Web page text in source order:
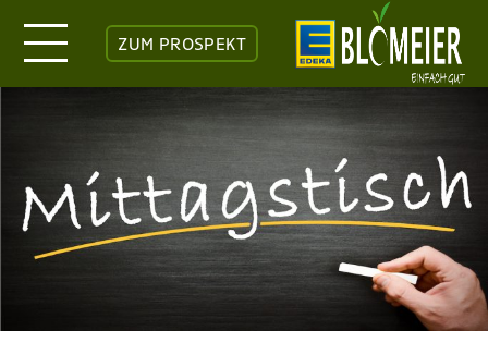
ZUM PROSPEKT